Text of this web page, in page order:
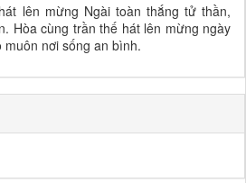
lên mừng Ngài toàn thắng tử thần,
Hòa cùng trần thế hát lên mừng ngày
muôn nơi sống an bình.